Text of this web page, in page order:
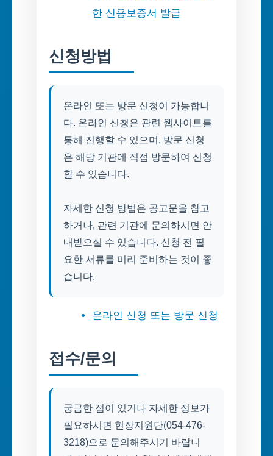
한 신용보증서 발급
신청방법
온라인 또는 방문 신청이 가능합니
다. 온라인 신청은 관련 웹사이트를
통해 진행할 수 있으며, 방문 신청
은 해당 기관에 직접 방문하여 신청
할 수 있습니다.
자세한 신청 방법은 공고문을 참고
하거나, 관련 기관에 문의하시면 안
내받으실 수 있습니다. 신청 전 필
요한 서류를 미리 준비하는 것이 좋
습니다.
온라인 신청 또는 방문 신청
접수/문의
궁금한 점이 있거나 자세한 정보가
필요하시면 현장지원단(054-476-
3218)으로 문의해주시기 바랍니